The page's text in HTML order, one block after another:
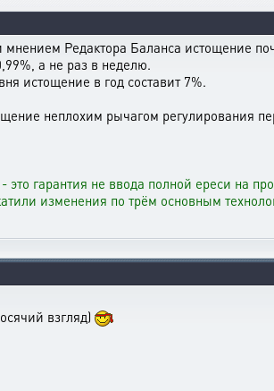
мнением Редактора Баланса истощение
а не раз в неделю.
истощение в год составит 7%.
неплохим рычагом регулирования
гарантия не ввода полной ереси на
изменения по трём основным
взгляд)